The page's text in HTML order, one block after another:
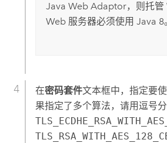
Java Web Adaptor，则托
Web 服务器必须使用 Java 8
在密码套件文本框中，指定要
果指定了多个算法，请用逗号